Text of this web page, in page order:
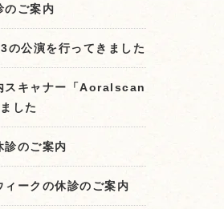
のご案内
公演を行ってきました
スキャナー「Aoralscan
した
診のご案内
ィークの休診のご案内